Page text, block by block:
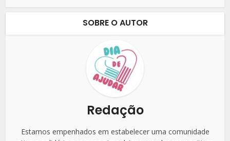
SOBRE O AUTOR
Redação
Estamos empenhados em estabelecer uma comunidade